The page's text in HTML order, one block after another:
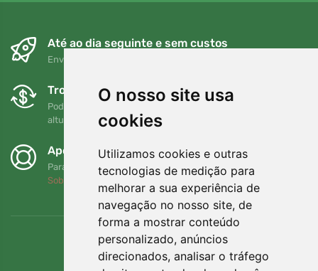
O nosso site usa
cookies
Utilizamos cookies e outras
tecnologias de medição para
melhorar a sua experiência de
navegação no nosso site, de
forma a mostrar conteúdo
personalizado, anúncios
direcionados, analisar o tráfego
Até ao dia seguinte e sem custos
Envio gratuito para encomendas superiores a 80 EUR
Trocas e devoluções gratuitas
Pode devolver ou trocar a sua encomenda em qualquer
altura no prazo de 90 dias
Apoiamos a Trees.org
Para cada encomenda plantamos uma árvore! Leia mais
Sobre nós